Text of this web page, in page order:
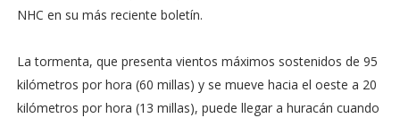
NHC en su más reciente boletín.
La tormenta, que presenta vientos máximos sostenidos de 95
kilómetros por hora (60 millas) y se mueve hacia el oeste a 20
kilómetros por hora (13 millas), puede llegar a huracán cuando